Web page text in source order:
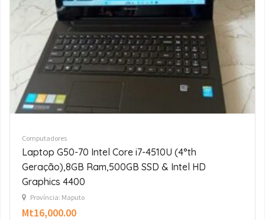
Computadores
Laptop Lenovo IdeaPad 130-15IKB Intel Core
7020U (7°th Geração) 8GB Ram, 256GB SSD,
HD Graphics 620
Província: Maputo
Mt13,500.00